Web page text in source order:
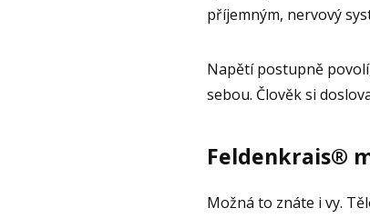
příjemným, nervový
Napětí postupně
sebou. Člověk si
Feldenkrais®
Možná to znáte i vy.